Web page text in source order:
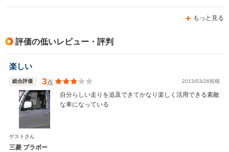
もっと見る
評価の低いレビュー・評判
楽しい
総合評価 3点 2013/03/26投稿
自分らしい走りを追及できてかなり楽しく活用できる素敵
な車になっている
ゲストさん
三菱 ブラボー